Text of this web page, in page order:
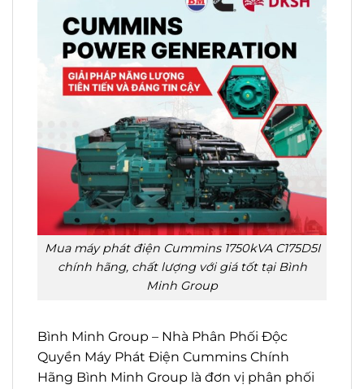
Mua máy phát điện Cummins 1750kVA C175D5I
chính hãng, chất lượng với giá tốt tại Bình
Minh Group
Bình Minh Group – Nhà Phân Phối Độc
Quyền Máy Phát Điện Cummins Chính
Hãng Bình Minh Group là đơn vị phân phối